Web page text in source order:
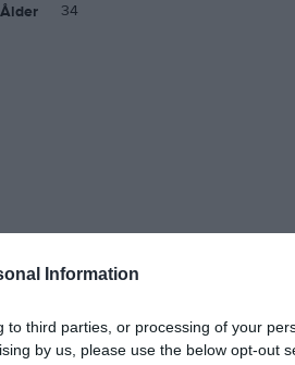
Information
to third parties, or processing of your
by us, please use the below opt-out
Ålder 34